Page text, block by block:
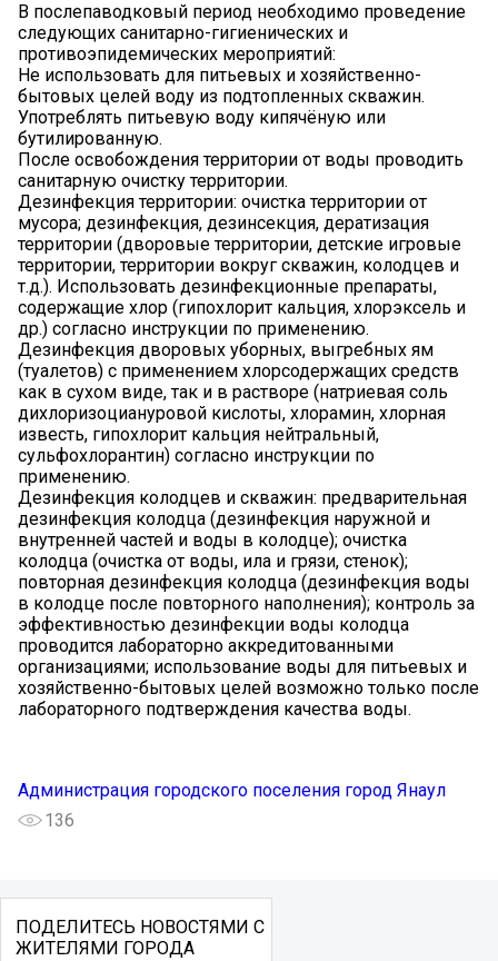
В послепаводковый период необходимо проведение
следующих санитарно-гигиенических и
противоэпидемических мероприятий:
Не использовать для питьевых и хозяйственно-
бытовых целей воду из подтопленных скважин.
Употреблять питьевую воду кипячёную или
бутилированную.
После освобождения территории от воды проводить
санитарную очистку территории.
Дезинфекция территории: очистка территории от
мусора; дезинфекция, дезинсекция, дератизация
территории (дворовые территории, детские игровые
территории, территории вокруг скважин, колодцев и
т.д.). Использовать дезинфекционные препараты,
содержащие хлор (гипохлорит кальция, хлорэксель и
др.) согласно инструкции по применению.
Дезинфекция дворовых уборных, выгребных ям
(туалетов) с применением хлорсодержащих средств
как в сухом виде, так и в растворе (натриевая соль
дихлоризоциануровой кислоты, хлорамин, хлорная
известь, гипохлорит кальция нейтральный,
сульфохлорантин) согласно инструкции по
применению.
Дезинфекция колодцев и скважин: предварительная
дезинфекция колодца (дезинфекция наружной и
внутренней частей и воды в колодце); очистка
колодца (очистка от воды, ила и грязи, стенок);
повторная дезинфекция колодца (дезинфекция воды
в колодце после повторного наполнения); контроль за
эффективностью дезинфекции воды колодца
проводится лабораторно аккредитованными
организациями; использование воды для питьевых и
хозяйственно-бытовых целей возможно только после
лабораторного подтверждения качества воды.
Администрация городского поселения город Янаул
136
ПОДЕЛИТЕСЬ НОВОСТЯМИ С
ЖИТЕЛЯМИ ГОРОДА